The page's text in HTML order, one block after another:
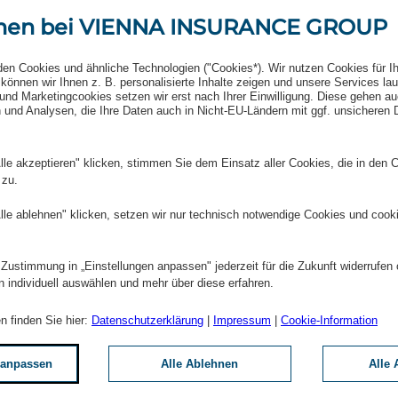
CEE (+5,0 %) und hier
Österreich (+4,5%) auf.
0,5 Prozent­punkte auf
in erster Linie aus dem
Serbien,
Quartals 2026
weist die Gruppe
das
2026 ein Ergebnis vor
(exklusive
©
+43
bei VIENNA INSURANCE GROUP
Cookies und ähnliche Technologien ("Cookies*). Wir nutzen Cookies für
wir Ihnen z. B. personalisierte Inhalte zeigen und unsere Services
Marketingcookies setzen wir erst nach Ihrer Einwilligung. Diese gehen
und Analysen, die Ihre Daten auch in Nicht-EU-Ländern mit ggf. unsicheren
akzeptieren" klicken, stimmen Sie dem Einsatz aller Cookies, die in den
ablehnen" klicken, setzen wir nur technisch notwendige Cookies und
in „Einstellungen anpassen" jederzeit für die Zukunft widerrufen
individuell auswählen und mehr über diese erfahren.
finden Sie hier: Datenschutzerklärung | Impressum | Cookie-Information
Alle Ablehnen Alle